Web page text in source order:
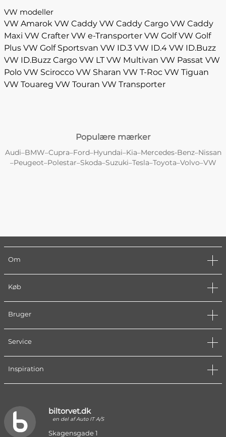
VW modeller
VW Amarok VW Caddy VW Caddy Cargo VW Caddy
Maxi VW Crafter VW e-Transporter VW Golf VW Golf
Plus VW Golf Sportsvan VW ID.3 VW ID.4 VW ID.Buzz
VW ID.Buzz Cargo VW LT VW Multivan VW Passat VW
Polo VW Scirocco VW Sharan VW T-Roc VW Tiguan
VW Touareg VW Touran VW Transporter
Populære mærker
Audi–BMW–Cupra–Ford–Hyundai–Kia–Mercedes-Benz–Nissan
–Peugeot–Polestar–Skoda–Suzuki–Tesla–Toyota–Volvo–VW
Om
Køb
Bruger
Service
Inspiration
biltorvet.dk
en del af Auto IT A/S
Skagensgade 1